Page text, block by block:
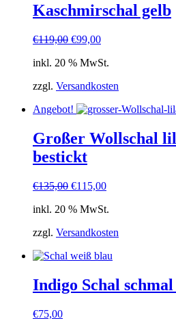
Kaschmirschal gelb
€119,00 Ursprünglicher
war:
€99,00Aktueller
ist:
inkl. 20 % MwSt.
zzgl. Versandkosten
Angebot!
Großer Wollschal
bestickt
€135,00 Ursprünglicher
war:
€115,00Aktueller
ist:
inkl. 20 % MwSt.
zzgl. Versandkosten
Indigo Schal
€75,00